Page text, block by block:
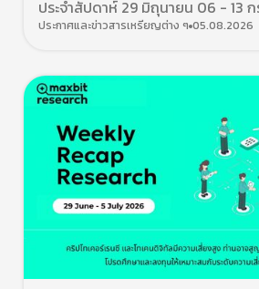
ประจำสัปดาห์ 29 มิถุนายน 06 - 13
ประกาศและข่าวสารเหรียญต่าง ๆ 05.08.2026